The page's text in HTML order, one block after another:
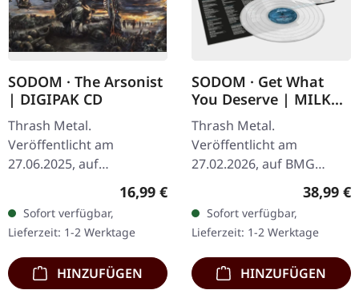
SODOM · The Arsonist
| DIGIPAK CD
Thrash Metal.
Veröffentlicht am
27.06.2025, auf
Steamhammer. CD im
DigiPak mit noblem 28-
seitigem Booklet. Das
neueste Werk von Sodom,
"The Arsonist"…
Regulärer Preis:
16,99 €
Sofort verfügbar,
Lieferzeit: 1-2 Werktage
HINZUFÜGEN
SODOM · Get What
You Deserve | MILKY
CLEAR 2LP
Thrash Metal.
Veröffentlicht am
27.02.2026, auf BMG
Rights Management.
Milchig transparentes
Doppel-Vinyl im Gatefold-
Cover. Sodom entfesselt
pure…
38,99 €
Sofort verfügbar,
Lieferzeit: 1-2 Werktage
HINZUFÜGEN